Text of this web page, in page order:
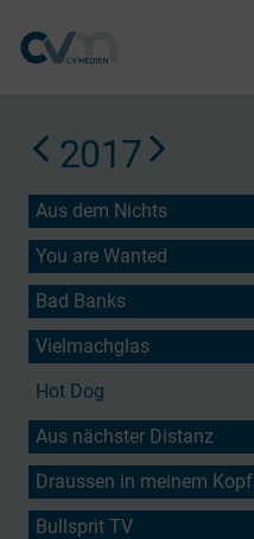
2017
Aus dem Nichts
You are Wanted
Bad Banks
Vielmachglas
Hot Dog
Aus nächster Distanz
Draussen in meinem Kopf
Bullsprit TV